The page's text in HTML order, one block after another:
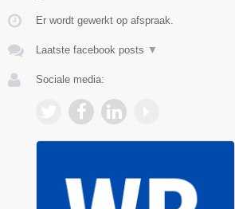
Er wordt gewerkt op afspraak.
Laatste facebook posts ▼
Sociale media: